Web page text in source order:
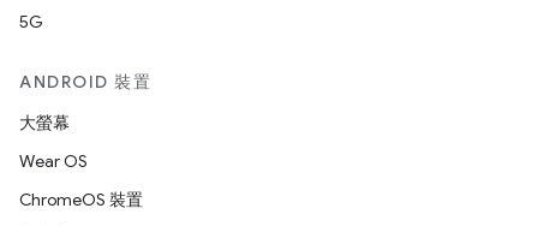
5G
ANDROID 裝置
大螢幕
Wear OS
ChromeOS 裝置